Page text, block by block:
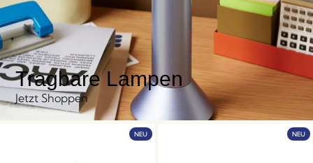
Tragbare Lampen
Jetzt Shoppen
NEU NEU